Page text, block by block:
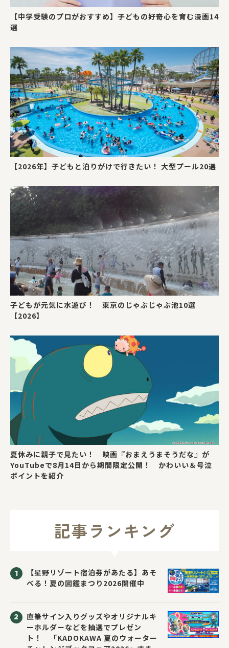
【中学受験のプロがおすすめ】子どもの好奇心を育む漫画14
選
【2026年】子どもと泊りがけで行きたい！ 大型プール20選
子どもが元気に水遊び！ 東京のじゃぶじゃぶ池10選
【2026】
夏休みに親子で見たい！ 映画『おまえうまそうだな』が
YouTubeで8月14日から期間限定公開！ かわいい＆号泣
ポイントを紹介
記事ランキング
【星野リゾート宿泊券があたる】あそ
べる！夏の図鑑まつり2026開催中
直筆サイン入りグッズやオリジナルキ
ーホルダーなどを抽選でプレゼン
ト！ 「KADOKAWA 夏のウォーター